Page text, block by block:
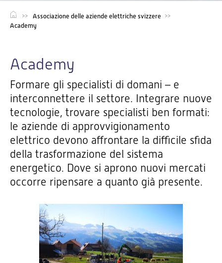
Associazione delle aziende elettriche svizzere
Academy
Academy
Formare gli specialisti di domani – e
interconnettere il settore. Integrare nuove
tecnologie, trovare specialisti ben formati:
le aziende di approvvigionamento
elettrico devono affrontare la difficile sfida
della trasformazione del sistema
energetico. Dove si aprono nuovi mercati
occorre ripensare a quanto già presente.